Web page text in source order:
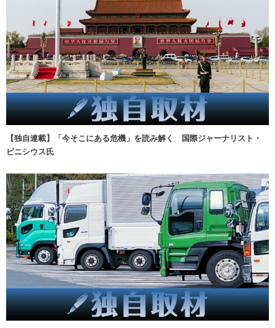
【独自連載】「今そこにある危機」を読み解く 国際ジャーナリスト・
ビニシウス氏